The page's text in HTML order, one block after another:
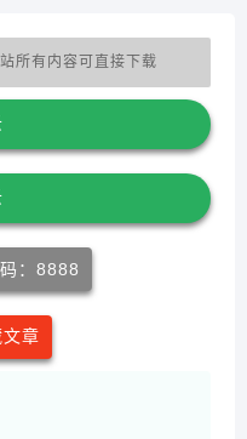
所有内容可直接下载
：8888
章